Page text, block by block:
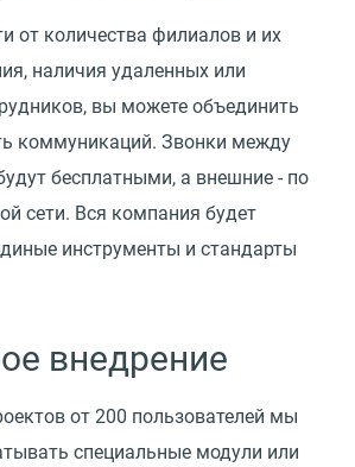
от количества филиалов и их
наличия удаленных или
вы можете объединить
коммуникаций. Звонки между
бесплатными, а внешние - по
сети. Вся компания будет
инструменты и стандарты
внедрение
от 200 пользователей мы
специальные модули или